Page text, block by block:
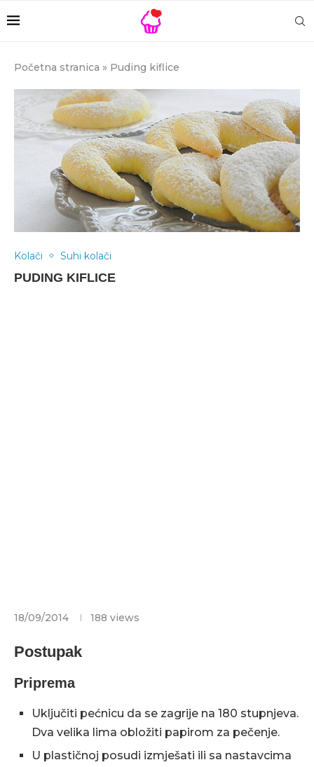
Početna stranica » Puding kiflice
Kolači Suhi kolači
PUDING KIFLICE
18/09/2014 188 views
Postupak
Priprema
Uključiti pećnicu da se zagrije na 180 stupnjeva.
Dva velika lima obložiti papirom za pečenje.
U plastičnoj posudi izmješati ili sa nastavcima